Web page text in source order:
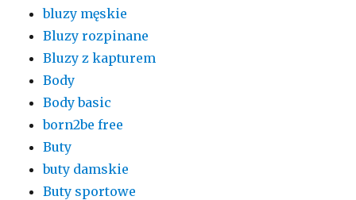
bluzy męskie
Bluzy rozpinane
Bluzy z kapturem
Body
Body basic
born2be free
Buty
buty damskie
Buty sportowe